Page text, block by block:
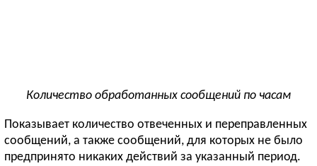
Количество обработанных сообщений по часам
Показывает количество отвеченных и переправленных
сообщений, а также сообщений, для которых не было
предпринято никаких действий за указанный период.